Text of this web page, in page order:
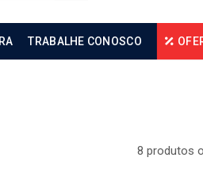
TRABALHE CONOSCO
8 produtos